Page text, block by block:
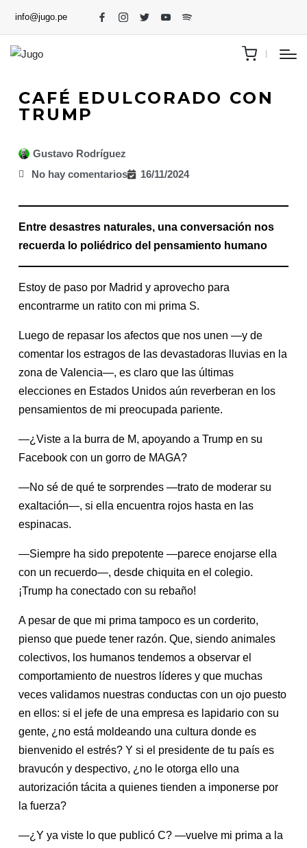
info@jugo.pe
CAFÉ EDULCORADO CON
TRUMP
Gustavo Rodríguez
No hay comentarios
16/11/2024
Entre desastres naturales, una conversación nos
recuerda lo poliédrico del pensamiento humano
Estoy de paso por Madrid y aprovecho para
encontrarme un ratito con mi prima S.
Luego de repasar los afectos que nos unen —y de
comentar los estragos de las devastadoras lluvias en la
zona de Valencia—, es claro que las últimas
elecciones en Estados Unidos aún reverberan en los
pensamientos de mi preocupada pariente.
—¿Viste a la burra de M, apoyando a Trump en su
Facebook con un gorro de MAGA?
—No sé de qué te sorprendes —trato de moderar su
exaltación—, si ella encuentra rojos hasta en las
espinacas.
—Siempre ha sido prepotente —parece enojarse ella
con un recuerdo—, desde chiquita en el colegio.
¡Trump ha conectado con su rebaño!
A pesar de que mi prima tampoco es un corderito,
pienso que puede tener razón. Que, siendo animales
colectivos, los humanos tendemos a observar el
comportamiento de nuestros líderes y que muchas
veces validamos nuestras conductas con un ojo puesto
en ellos: si el jefe de una empresa es lapidario con su
gente, ¿no está moldeando una cultura donde es
bienvenido el estrés? Y si el presidente de tu país es
bravucón y despectivo, ¿no le otorga ello una
autorización tácita a quienes tienden a imponerse por
la fuerza?
—¿Y ya viste lo que publicó C? —vuelve mi prima a la